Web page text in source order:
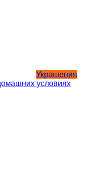
Украшения
условиях